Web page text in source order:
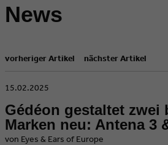
News
vorheriger Artikel nächster Artikel
​15.02.2025
Gédéon gestaltet zwei
Marken neu: Antena 3
von Eyes & Ears of Europe